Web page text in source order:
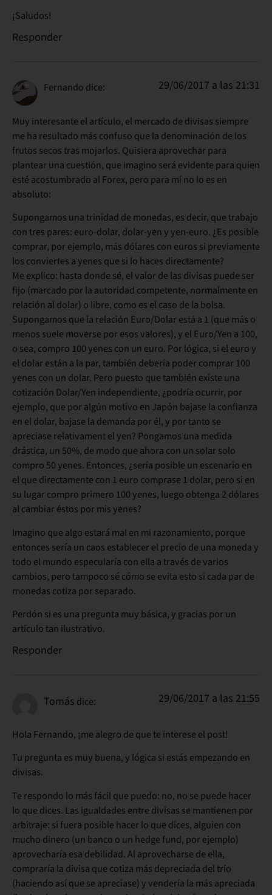
¡Saludos!
Responder
Fernando dice: 29/06/2017 a las 21:31
Muy interesante el artículo, el mercado de divisas siempre
me ha resultado más confuso que la denominación de los
frutos secos tras mojarlos. Quisiera aprovechar para
plantear una cuestión, que imagino será evidente para quien
esté acostumbrado al Forex, pero para mí no lo es en
absoluto:
Supongamos una trinidad de monedas, es decir, que trabajo
con tres pares: euro-dolar, dolar-yen y yen-euro. ¿Es posible
comprar, por ejemplo, más dólares con euros si previamente
los conviertes a yenes que si lo haces directamente?
Me explico: hasta donde sé, el valor de las divisas puede ser
fijo (marcado por la autoridad competente, normalmente en
relación al dolar) o libre, como es el caso de la bolsa.
Supongamos que la relación Euro/Dolar está a 1 (que más o
menos suele moverse por esos valores), y el Euro/Yen a 100,
o sea, compro 100 yenes con un euro. Por lógica, si el euro y
el dolar están a la par, también debería poder comprar 100
yenes con un dolar. Pero puesto que también existe una
cotización Dolar/Yen independiente, ¿podría ocurrir, por
ejemplo, que por algún motivo en Japón bajase la confianza
en el dolar, bajase la demanda por él, y por tanto se
apreciase relativament el yen? Pongamos una medida
drástica, un 50%, de modo que ahora con un solar solo
compro 50 yenes. Entonces, ¿sería posible un escenario en
el que directamente con 1 euro comprase 1 dolar, pero si en
su lugar compro primero 100 yenes, luego obtenga 2 dólares
al cambiar éstos por mis yenes?
Imagino que algo estará mal en mi razonamiento, porque
entonces sería un caos establecer el precio de una moneda y
todo el mundo especularía con ella a través de varios
cambios, pero tampoco sé cómo se evita esto si cada par de
monedas cotiza por separado.
Perdón si es una pregunta muy básica, y gracias por un
artículo tan ilustrativo.
Responder
Tomás dice: 29/06/2017 a las 21:55
Hola Fernando, ¡me alegro de que te interese el post!
Tu pregunta es muy buena, y lógica si estás empezando en
divisas.
Te respondo lo más fácil que puedo: no, no se puede hacer
lo que dices. Las igualdades entre divisas se mantienen por
arbitraje: si fuera posible hacer lo que dices, alguien con
mucho dinero (un banco o un hedge fund, por ejemplo)
aprovecharía esa debilidad. Al aprovecharse de ella,
compraría la divisa que cotiza más depreciada del trío
(haciendo así que se apreciase) y vendería la más apreciada